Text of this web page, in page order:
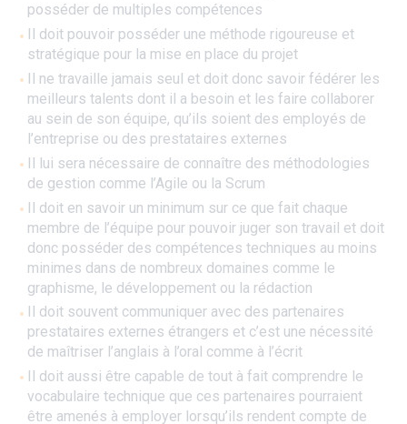
posséder de multiples compétences
Il doit pouvoir posséder une méthode rigoureuse et
stratégique pour la mise en place du projet
Il ne travaille jamais seul et doit donc savoir fédérer les
meilleurs talents dont il a besoin et les faire collaborer
au sein de son équipe, qu’ils soient des employés de
l’entreprise ou des prestataires externes
Il lui sera nécessaire de connaître des méthodologies
de gestion comme l’Agile ou la Scrum
Il doit en savoir un minimum sur ce que fait chaque
membre de l’équipe pour pouvoir juger son travail et doit
donc posséder des compétences techniques au moins
minimes dans de nombreux domaines comme le
graphisme, le développement ou la rédaction
Il doit souvent communiquer avec des partenaires
prestataires externes étrangers et c’est une nécessité
de maîtriser l’anglais à l’oral comme à l’écrit
Il doit aussi être capable de tout à fait comprendre le
vocabulaire technique que ces partenaires pourraient
être amenés à employer lorsqu’ils rendent compte de